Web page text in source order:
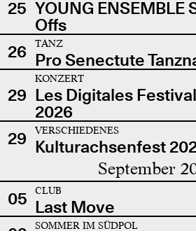
25 YOUNG ENSEMBLE
Offs
26
TANZ
Pro Senectute
29
KONZERT
Les Digitales Festival
2026
29 VERSCHIEDENES
Kulturachsenfest
September
05 CLUB
Last Move
SOMMER IM SÜDPOL